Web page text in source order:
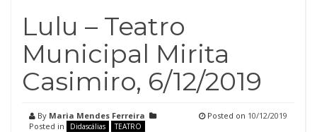
Lulu – Teatro
Municipal Mirita
Casimiro, 6/12/2019
By Maria Mendes Ferreira
Posted in
Didascálias TEATRO
Posted on 10/12/2019